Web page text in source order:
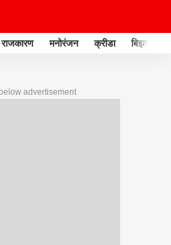
राजकारण मनोरंजन क्रीडा बिझनेस
advertisement